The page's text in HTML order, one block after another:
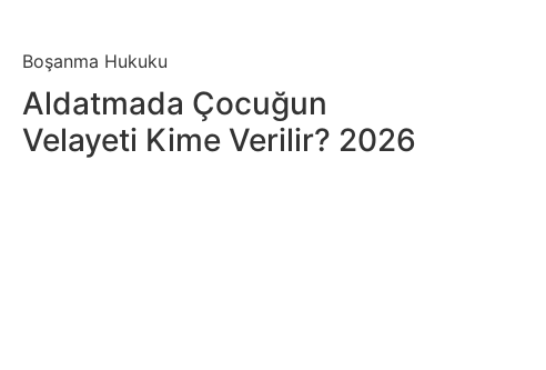
Boşanma Hukuku
Aldatmada Çocuğun
Velayeti Kime Verilir? 2026